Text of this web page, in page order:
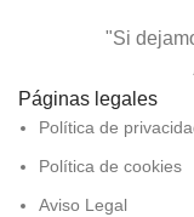
"Si
Páginas legales
Política de
Política de cookies
Aviso Legal